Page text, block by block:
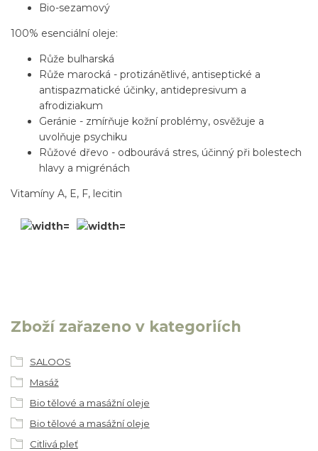
Bio-sezamový
100% esenciální oleje:
Růže bulharská
Růže marocká - protizánětlivé, antiseptické a
antispazmatické účinky, antidepresivum a
afrodiziakum
Geránie - zmírňuje kožní problémy, osvěžuje a
uvolňuje psychiku
Růžové dřevo - odbourává stres, účinný při bolestech
hlavy a migrénách
Vitamíny A, E, F, lecitin
Zboží zařazeno v kategoriích
SALOOS
Masáž
Bio tělové a masážní oleje
Bio tělové a masážní oleje
Citlivá pleť